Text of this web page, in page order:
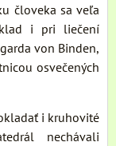
človeka sa veľa
i pri liečení
von Binden,
osvečených
i kruhovité
nechávali